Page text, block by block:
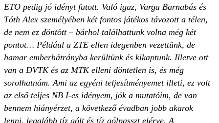
ETO pedig jó idényt futott. Való igaz, Varga Barnabás és
Tóth Alex személyében két fontos játékos távozott a télen,
de nem ez döntött – bárhol találhattunk volna még két
pontot… Például a ZTE ellen idegenben vezettünk, de
hamar emberhátrányba kerültünk és kikaptunk. Illetve ott
van a DVTK és az MTK elleni döntetlen is, és még
sorolhatnám. Ami az egyéni teljesítményemet illeti, ez volt
az első teljes NB I-es idényem, jók a mutatóim, de van
bennem hiányérzet, a következő évadban jobb akarok
lenni, legalább tíz gólt és tíz gólpasszt elérve. A